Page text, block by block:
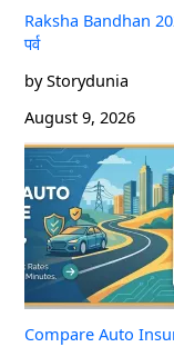
Raksha Bandhan
पर्व
by Storydunia
August 9, 2026
Compare Auto